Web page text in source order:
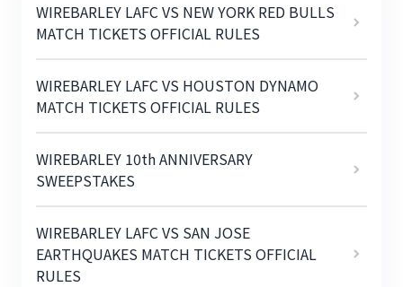
WIREBARLEY LAFC VS NEW YORK RED BULLS
MATCH TICKETS OFFICIAL RULES
WIREBARLEY LAFC VS HOUSTON DYNAMO
MATCH TICKETS OFFICIAL RULES
WIREBARLEY 10th ANNIVERSARY
SWEEPSTAKES
WIREBARLEY LAFC VS SAN JOSE
EARTHQUAKES MATCH TICKETS OFFICIAL
RULES